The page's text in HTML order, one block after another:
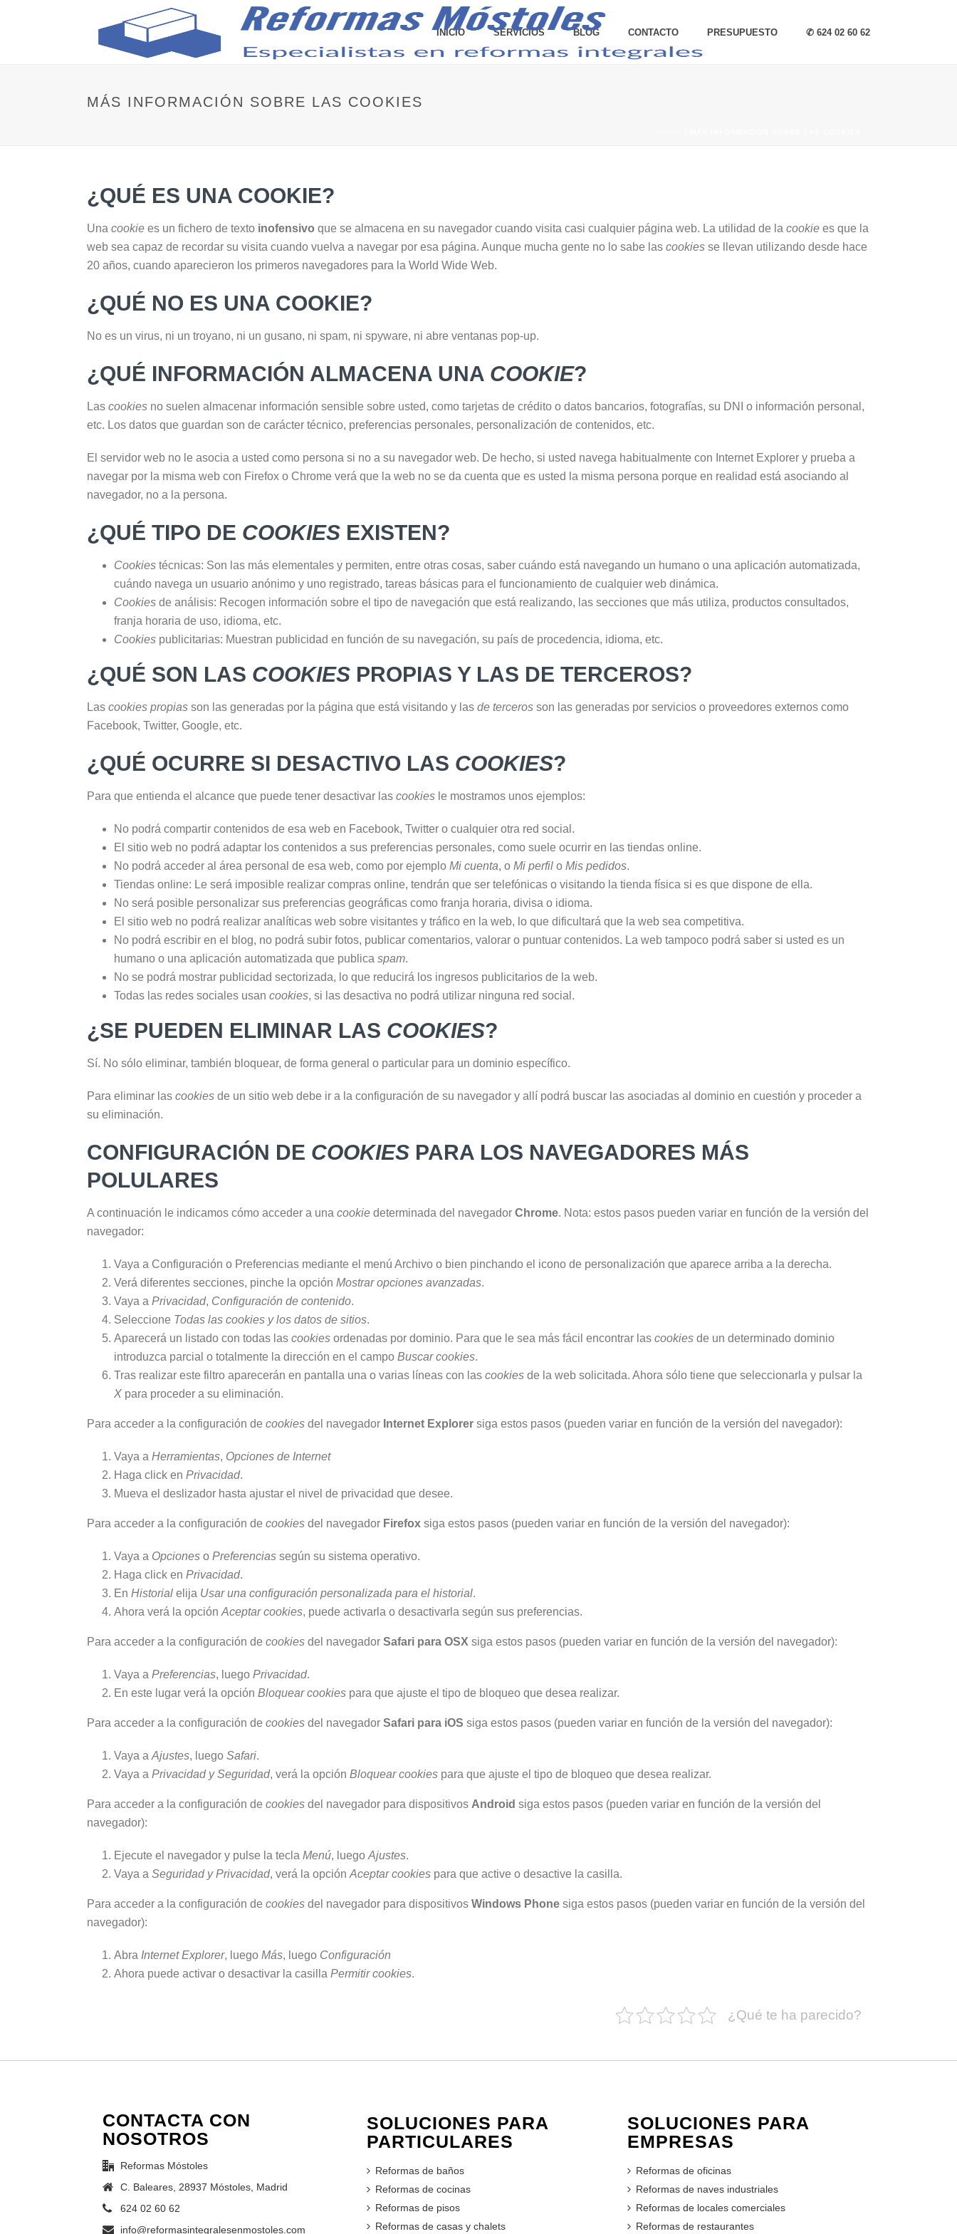
INICIO SERVICIOS BLOG CONTACTO PRESUPUESTO ✆ 624 02 60 62
MÁS INFORMACIÓN SOBRE LAS COOKIES
¿QUÉ ES UNA COOKIE?
Una cookie es un fichero de texto inofensivo que se almacena en su navegador cuando visita casi cualquier página web. La utilidad de la cookie es que la
web sea capaz de recordar su visita cuando vuelva a navegar por esa página. Aunque mucha gente no lo sabe las cookies se llevan utilizando desde hace
20 años, cuando aparecieron los primeros navegadores para la World Wide Web.
¿QUÉ NO ES UNA COOKIE?
No es un virus, ni un troyano, ni un gusano, ni spam, ni spyware, ni abre ventanas pop-up.
¿QUÉ INFORMACIÓN ALMACENA UNA COOKIE?
Las cookies no suelen almacenar información sensible sobre usted, como tarjetas de crédito o datos bancarios, fotografías, su DNI o información personal,
etc. Los datos que guardan son de carácter técnico, preferencias personales, personalización de contenidos, etc.
El servidor web no le asocia a usted como persona si no a su navegador web. De hecho, si usted navega habitualmente con Internet Explorer y prueba a
navegar por la misma web con Firefox o Chrome verá que la web no se da cuenta que es usted la misma persona porque en realidad está asociando al
navegador, no a la persona.
¿QUÉ TIPO DE COOKIES EXISTEN?
Cookiestécnicas: Son las más elementales y permiten, entre otras cosas, saber cuándo está navegando un humano o una aplicación automatizada,
cuándo navega un usuario anónimo y uno registrado, tareas básicas para el funcionamiento de cualquier web dinámica.
Cookiesde análisis: Recogen información sobre el tipo de navegación que está realizando, las secciones que más utiliza, productos consultados,
franja horaria de uso, idioma, etc.
Cookiespublicitarias: Muestran publicidad en función de su navegación, su país de procedencia, idioma, etc.
¿QUÉ SON LAS COOKIES PROPIAS Y LAS DE TERCEROS?
Las cookies propias son las generadas por la página que está visitando y las de terceros son las generadas por servicios o proveedores externos como
Facebook, Twitter, Google, etc.
¿QUÉ OCURRE SI DESACTIVO LAS COOKIES?
Para que entienda el alcance que puede tener desactivar las cookies le mostramos unos ejemplos:
No podrá compartir contenidos de esa web en Facebook, Twitter o cualquier otra red social.
El sitio web no podrá adaptar los contenidos a sus preferencias personales, como suele ocurrir en las tiendas online.
No podrá acceder al área personal de esa web, como por ejemplo Mi cuenta, o Mi perfilo Mis pedidos.
Tiendas online: Le será imposible realizar compras online, tendrán que ser telefónicas o visitando la tienda física si es que dispone de ella.
No será posible personalizar sus preferencias geográficas como franja horaria, divisa o idioma.
El sitio web no podrá realizar analíticas web sobre visitantes y tráfico en la web, lo que dificultará que la web sea competitiva.
No podrá escribir en el blog, no podrá subir fotos, publicar comentarios, valorar o puntuar contenidos. La web tampoco podrá saber si usted es un
humano o una aplicación automatizada que publica spam.
No se podrá mostrar publicidad sectorizada, lo que reducirá los ingresos publicitarios de la web.
Todas las redes sociales usan cookies, si las desactiva no podrá utilizar ninguna red social.
¿SE PUEDEN ELIMINAR LAS COOKIES?
Sí. No sólo eliminar, también bloquear, de forma general o particular para un dominio específico.
Para eliminar las cookies de un sitio web debe ir a la configuración de su navegador y allí podrá buscar las asociadas al dominio en cuestión y proceder a
su eliminación.
CONFIGURACIÓN DE COOKIES PARA LOS NAVEGADORES MÁS
POLULARES
A continuación le indicamos cómo acceder a una cookie determinada del navegador Chrome. Nota: estos pasos pueden variar en función de la versión del
navegador:
Vaya a Configuración o Preferencias mediante el menú Archivo o bien pinchando el icono de personalización que aparece arriba a la derecha.
Verá diferentes secciones, pinche la opción Mostrar opciones avanzadas.
Vaya a Privacidad, Configuración de contenido.
Seleccione Todas las cookiesy los datos de sitios.
Aparecerá un listado con todas las cookiesordenadas por dominio. Para que le sea más fácil encontrar las cookiesde un determinado dominio
introduzca parcial o totalmente la dirección en el campo Buscar cookies.
Tras realizar este filtro aparecerán en pantalla una o varias líneas con las cookiesde la web solicitada. Ahora sólo tiene que seleccionarla y pulsar la
Xpara proceder a su eliminación.
Para acceder a la configuración de cookies del navegador Internet Explorer siga estos pasos (pueden variar en función de la versión del navegador):
Vaya a Herramientas, Opciones de Internet
Haga click en Privacidad.
Mueva el deslizador hasta ajustar el nivel de privacidad que desee.
Para acceder a la configuración de cookies del navegador Firefox siga estos pasos (pueden variar en función de la versión del navegador):
Vaya a Opcioneso Preferenciassegún su sistema operativo.
Haga click en Privacidad.
En Historialelija Usar una configuración personalizada para el historial.
Ahora verá la opción Aceptar cookies, puede activarla o desactivarla según sus preferencias.
Para acceder a la configuración de cookies del navegador Safari para OSX siga estos pasos (pueden variar en función de la versión del navegador):
Vaya a Preferencias, luego Privacidad.
En este lugar verá la opción Bloquear cookiespara que ajuste el tipo de bloqueo que desea realizar.
Para acceder a la configuración de cookies del navegador Safari para iOS siga estos pasos (pueden variar en función de la versión del navegador):
Vaya a Ajustes, luego Safari.
Vaya a Privacidad y Seguridad, verá la opción Bloquear cookiespara que ajuste el tipo de bloqueo que desea realizar.
Para acceder a la configuración de cookies del navegador para dispositivos Android siga estos pasos (pueden variar en función de la versión del
navegador):
Ejecute el navegador y pulse la tecla Menú, luego Ajustes.
Vaya a Seguridad y Privacidad, verá la opción Aceptar cookiespara que active o desactive la casilla.
Para acceder a la configuración de cookies del navegador para dispositivos Windows Phone siga estos pasos (pueden variar en función de la versión del
navegador):
Abra Internet Explorer, luego Más, luego Configuración
Ahora puede activar o desactivar la casilla Permitir cookies.
¿Qué te ha parecido?
CONTACTA CON
NOSOTROS
Reformas Móstoles
C. Baleares, 28937 Móstoles, Madrid
624 02 60 62
info@reformasintegralesenmostoles.com
SOLUCIONES PARA
PARTICULARES
Reformas de baños
Reformas de cocinas
Reformas de pisos
Reformas de casas y chalets
SOLUCIONES PARA
EMPRESAS
Reformas de oficinas
Reformas de naves industriales
Reformas de locales comerciales
Reformas de restaurantes